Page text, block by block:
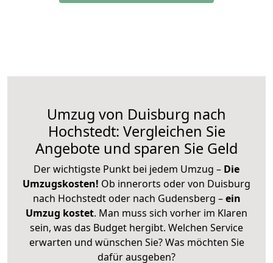
Umzug von Duisburg nach
Hochstedt: Vergleichen Sie
Angebote und sparen Sie Geld
Der wichtigste Punkt bei jedem Umzug – Die
Umzugskosten! Ob innerorts oder von Duisburg
nach Hochstedt oder nach Gudensberg –ein
Umzug kostet. Man muss sich vorher im Klaren
sein, was das Budget hergibt. Welchen Service
erwarten und wünschen Sie? Was möchten Sie
dafür ausgeben?